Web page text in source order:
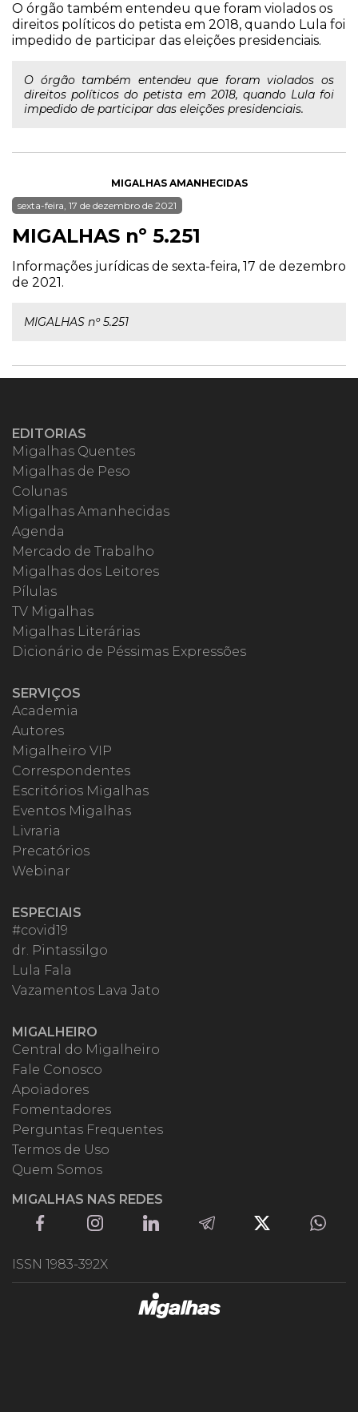
O órgão também entendeu que foram violados os
direitos políticos do petista em 2018, quando Lula foi
impedido de participar das eleições presidenciais.
O órgão também entendeu que foram violados os
direitos políticos do petista em 2018, quando Lula foi
impedido de participar das eleições presidenciais.
MIGALHAS AMANHECIDAS
sexta-feira, 17 de dezembro de 2021
MIGALHAS nº 5.251
Informações jurídicas de sexta-feira, 17 de dezembro
de 2021.
MIGALHAS nº 5.251
EDITORIAS
Migalhas Quentes
Migalhas de Peso
Colunas
Migalhas Amanhecidas
Agenda
Mercado de Trabalho
Migalhas dos Leitores
Pílulas
TV Migalhas
Migalhas Literárias
Dicionário de Péssimas Expressões
SERVIÇOS
Academia
Autores
Migalheiro VIP
Correspondentes
Escritórios Migalhas
Eventos Migalhas
Livraria
Precatórios
Webinar
ESPECIAIS
#covid19
dr. Pintassilgo
Lula Fala
Vazamentos Lava Jato
MIGALHEIRO
Central do Migalheiro
Fale Conosco
Apoiadores
Fomentadores
Perguntas Frequentes
Termos de Uso
Quem Somos
MIGALHAS NAS REDES
ISSN 1983-392X